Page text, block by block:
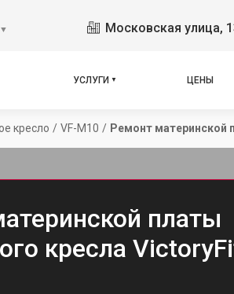
▼ Московская улица,
УСЛУГИ ЦЕНЫ
кресло / VF-M10 / Ремонт материнской
платы
кресла